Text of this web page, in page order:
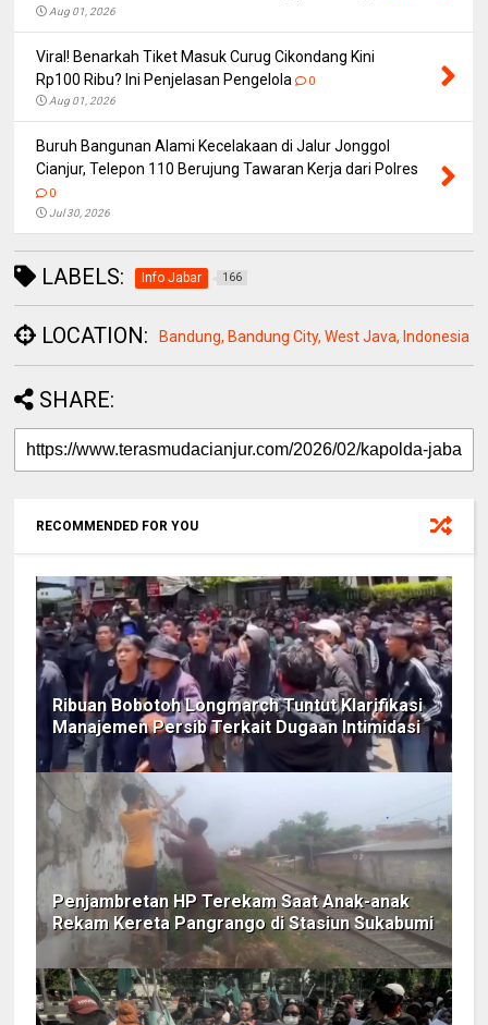
Aug 01, 2026
Viral! Benarkah Tiket Masuk Curug Cikondang Kini
Rp100 Ribu? Ini Penjelasan Pengelola
0
Aug 01, 2026
Buruh Bangunan Alami Kecelakaan di Jalur Jonggol
Cianjur, Telepon 110 Berujung Tawaran Kerja dari Polres
0
Jul 30, 2026
LABELS: Info Jabar 166
LOCATION: Bandung, Bandung City, West Java, Indonesia
SHARE:
RECOMMENDED FOR YOU
Ribuan Bobotoh Longmarch Tuntut Klarifikasi
Manajemen Persib Terkait Dugaan Intimidasi
Penjambretan HP Terekam Saat Anak-anak
Rekam Kereta Pangrango di Stasiun Sukabumi